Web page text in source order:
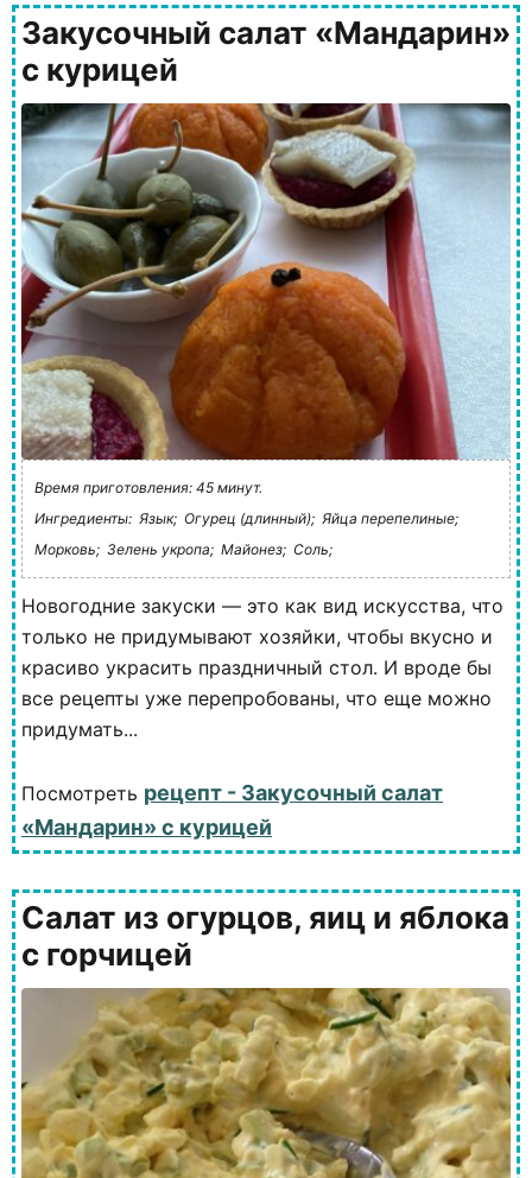
Закусочный салат «Мандарин»
с курицей
Время приготовления: 45 минут.
Ингредиенты: Язык; Огурец (длинный); Яйца перепелиные;
Морковь; Зелень укропа; Майонез; Соль;
Новогодние закуски — это как вид искусства, что
только не придумывают хозяйки, чтобы вкусно и
красиво украсить праздничный стол. И вроде бы
все рецепты уже перепробованы, что еще можно
придумать...
Посмотреть рецепт - Закусочный салат
«Мандарин» с курицей
Салат из огурцов, яиц и яблока
с горчицей